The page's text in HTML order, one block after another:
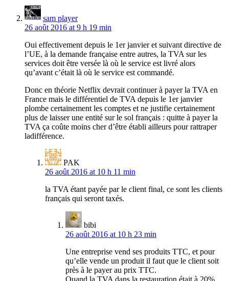
sam player
26 août 2016 at 9 h 19 min
Oui effectivement depuis le 1er janvier et suivant directive de
l’UE, à la demande française entre autres, la TVA sur les
services doit être versée là où le service est livré alors
qu’avant c’était là où le service est commandé.
Donc en théorie Netflix devrait continuer à payer la TVA en
France mais le différentiel de TVA depuis le 1er janvier
plombe certainement les comptes et ne justifie certainement
plus de laisser une entité sur le sol français : quitte à payer la
TVA ça coûte moins cher d’être établi ailleurs pour rattraper
ladifférence.
PAK
26 août 2016 at 10 h 11 min
la TVA étant payée par le client final, ce sont les clients
français qui seront taxés.
bibi
26 août 2016 at 10 h 23 min
Une entreprise vend ses produits TTC, et pour
qu’elle vende un produit il faut que le client soit
près à le payer au prix TTC.